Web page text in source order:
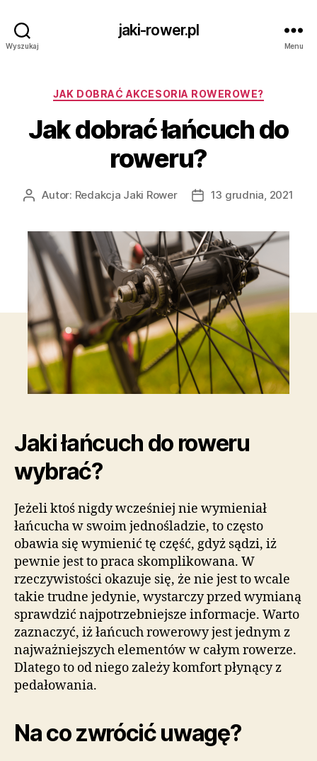
Wyszukaj
jaki-rower.pl
Menu
Kategorie
JAK DOBRAĆ AKCESORIA ROWEROWE?
Jak dobrać łańcuch do
roweru?
AutorAutor: Redakcja Jaki Rower
Data13 grudnia, 2021
Jaki łańcuch do roweru
wybrać?
Jeżeli ktoś nigdy wcześniej nie wymieniał
łańcucha w swoim jednośladzie, to często
obawia się wymienić tę część, gdyż sądzi, iż
pewnie jest to praca skomplikowana. W
rzeczywistości okazuje się, że nie jest to wcale
takie trudne jedynie, wystarczy przed wymianą
sprawdzić najpotrzebniejsze informacje. Warto
zaznaczyć, iż łańcuch rowerowy jest jednym z
najważniejszych elementów w całym rowerze.
Dlatego to od niego zależy komfort płynący z
pedałowania.
Na co zwrócić uwagę?